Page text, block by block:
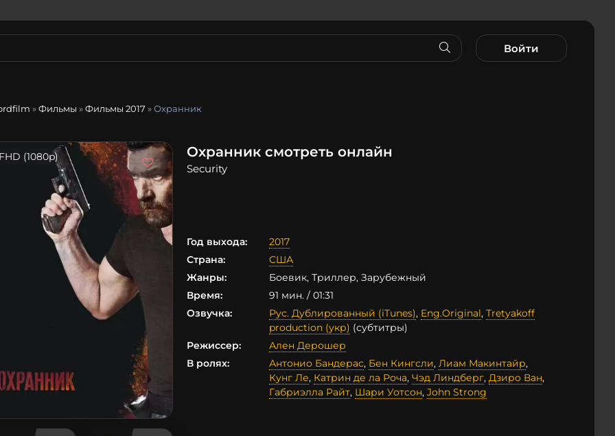
Войти
»Фильмы »Фильмы 2017 » Охранник
(1080p) Охранник смотреть онлайн
Security
Год выхода:
2017
Страна:
США
Жанры:
Боевик, Триллер, Зарубежный
Время:
91 мин. / 01:31
Озвучка:
Рус. Дублированный (iTunes), Eng.Original, Tretyakoff
production (укр) (субтитры)
Режиссер:
Ален Дерошер
В ролях:
Антонио Бандерас, Бен Кингсли, Лиам Макинтайр,
Кунг Ле, Катрин де ла Роча, Чэд Линдберг, Дзиро Ван,
Габриэлла Райт, Шари Уотсон, John Strong